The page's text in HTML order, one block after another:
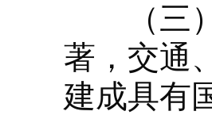
（三）
著，交通
建成具有